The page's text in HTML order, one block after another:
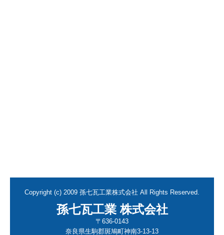
Copyright (c) 2009 孫七瓦工業株式会社 All Rights Reserved.
孫七瓦工業 株式会社
〒636-0143
奈良県生駒郡斑鳩町神南3-13-13